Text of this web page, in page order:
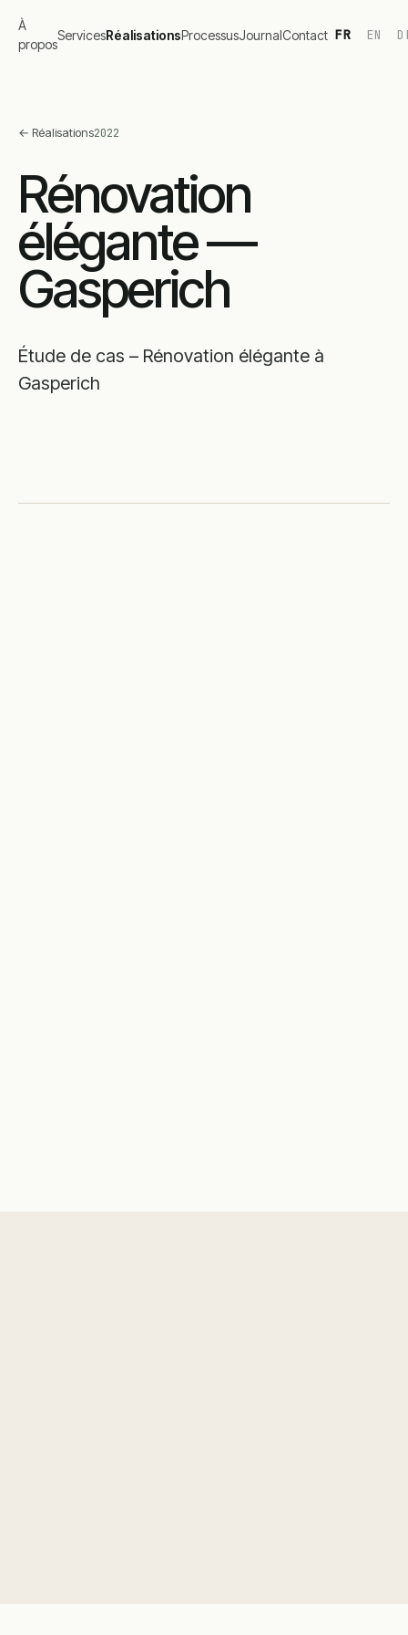
À
propos
ServicesRéalisationsProcessusJournalContact FR EN
← Réalisations2022
Rénovation
élégante —
Gasperich
Étude de cas – Rénovation élégante à
Gasperich